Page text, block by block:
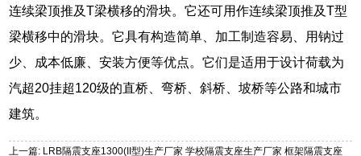
连续梁顶推及T梁横移的滑块。它还可用作连续梁顶推及T型
梁横移中的滑块。它具有构造简单、加工制造容易、用钠过
少、成本低廉、安装方便等优点。它们是适用于设计荷载为
汽超20挂超120级的直桥、弯桥、斜桥、坡桥等公路和城市
建筑。
上一篇: LRB隔震支座1300(II型)生产厂家 学校隔震支座生产厂家 框架隔震支座